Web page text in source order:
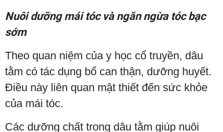
Nuôi dưỡng mái tóc và ngăn ngừa tóc bạc
sớm
Theo quan niệm của y học cổ truyền, dâu
tằm có tác dụng bổ can thận, dưỡng huyết.
Điều này liên quan mật thiết đến sức khỏe
của mái tóc.
Các dưỡng chất trong dâu tằm giúp nuôi